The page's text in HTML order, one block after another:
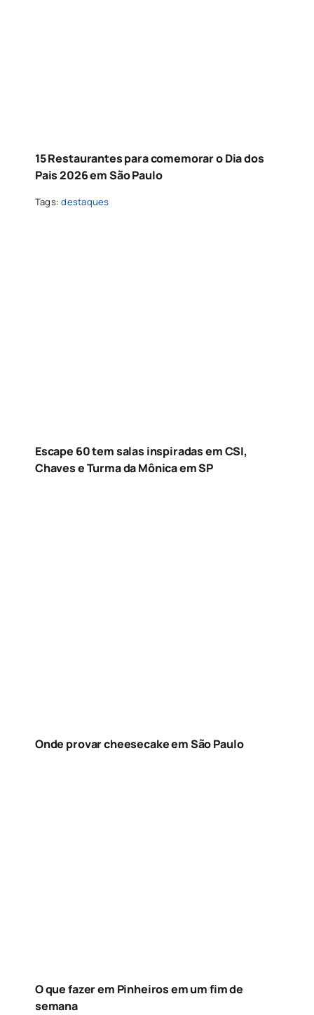
15 Restaurantes para comemorar o Dia dos
Pais 2026 em São Paulo
Tags:destaques
Escape 60 tem salas inspiradas em CSI,
Chaves e Turma da Mônica em SP
Onde provar cheesecake em São Paulo
O que fazer em Pinheiros em um fim de
semana